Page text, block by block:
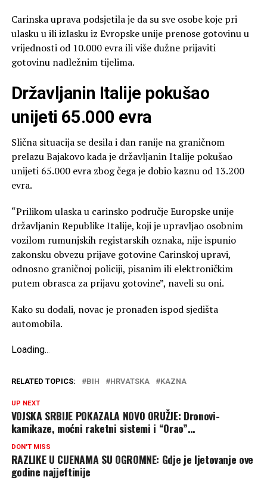
Carinska uprava podsjetila je da su sve osobe koje pri
ulasku u ili izlasku iz Evropske unije prenose gotovinu u
vrijednosti od 10.000 evra ili više dužne prijaviti
gotovinu nadležnim tijelima.
Državljanin Italije pokušao
unijeti 65.000 evra
Slična situacija se desila i dan ranije na graničnom
prelazu Bajakovo kada je državljanin Italije pokušao
unijeti 65.000 evra zbog čega je dobio kaznu od 13.200
evra.
“Prilikom ulaska u carinsko područje Europske unije
državljanin Republike Italije, koji je upravljao osobnim
vozilom rumunjskih registarskih oznaka, nije ispunio
zakonsku obvezu prijave gotovine Carinskoj upravi,
odnosno graničnoj policiji, pisanim ili elektroničkim
putem obrasca za prijavu gotovine”, naveli su oni.
Kako su dodali, novac je pronađen ispod sjedišta
automobila.
Loading..
RELATED TOPICS: BIH HRVATSKA KAZNA
UP NEXT
VOJSKA SRBIJE POKAZALA NOVO ORUŽJE: Dronovi-
kamikaze, moćni raketni sistemi i “Orao”…
DON'T MISS
RAZLIKE U CIJENAMA SU OGROMNE: Gdje je ljetovanje ove
godine najjeftinije